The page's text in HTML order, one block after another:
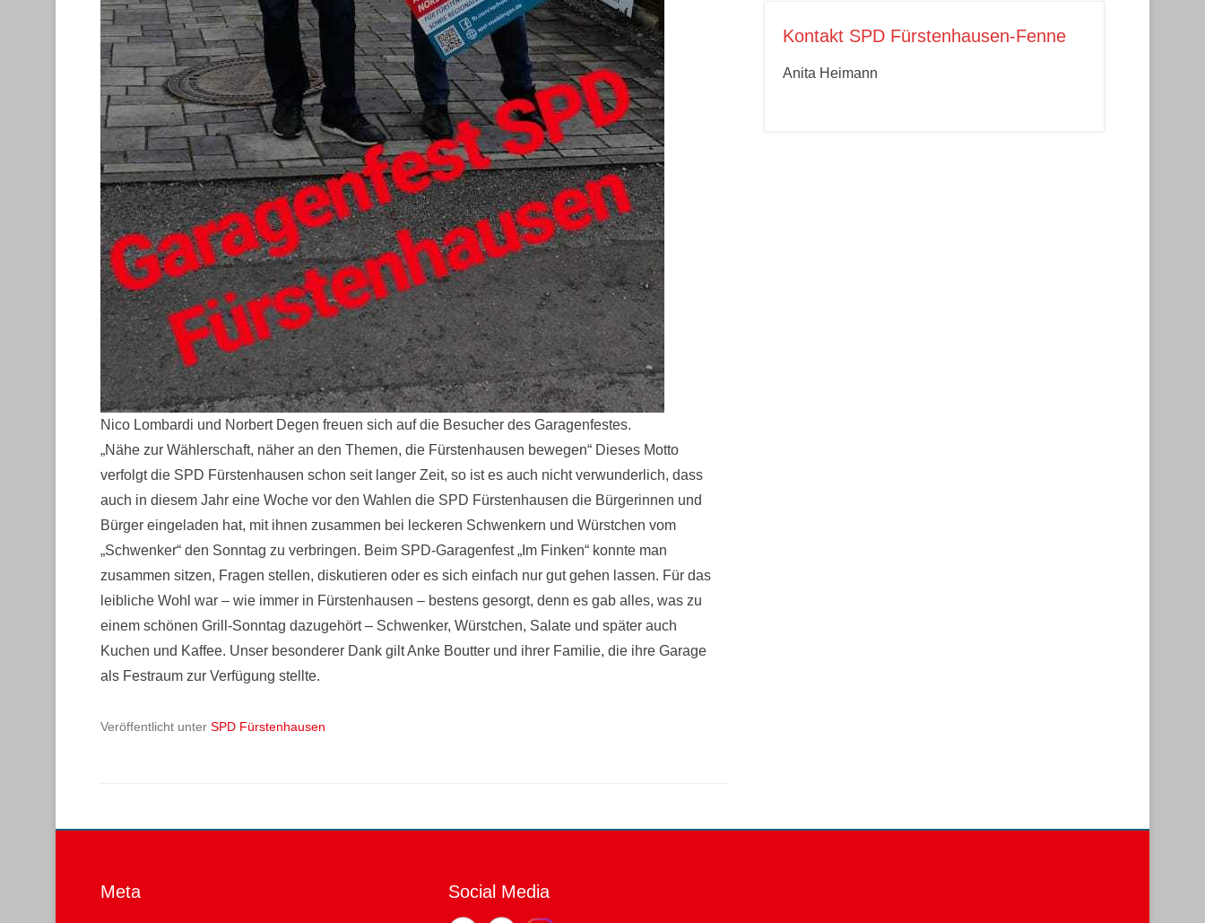
Nico Lombardi und Norbert Degen freuen sich auf die Besucher des Garagenfestes.
„Nähe zur Wählerschaft, näher an den Themen, die Fürstenhausen bewegen“ Dieses Motto
verfolgt die SPD Fürstenhausen schon seit langer Zeit, so ist es auch nicht verwunderlich, dass
auch in diesem Jahr eine Woche vor den Wahlen die SPD Fürstenhausen die Bürgerinnen und
Bürger eingeladen hat, mit ihnen zusammen bei leckeren Schwenkern und Würstchen vom
„Schwenker“ den Sonntag zu verbringen. Beim SPD-Garagenfest „Im Finken“ konnte man
zusammen sitzen, Fragen stellen, diskutieren oder es sich einfach nur gut gehen lassen. Für das
leibliche Wohl war – wie immer in Fürstenhausen – bestens gesorgt, denn es gab alles, was zu
einem schönen Grill-Sonntag dazugehört – Schwenker, Würstchen, Salate und später auch
Kuchen und Kaffee. Unser besonderer Dank gilt Anke Boutter und ihrer Familie, die ihre Garage
als Festraum zur Verfügung stellte.
Veröffentlicht unter SPD Fürstenhausen
Kontakt SPD Fürstenhausen-Fenne
Anita Heimann
Meta Social Media